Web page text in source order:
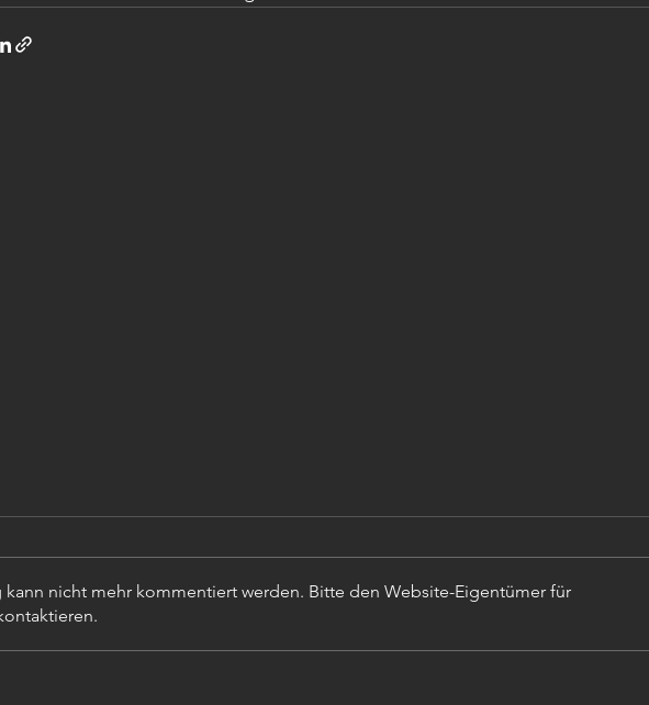
statt
Von der Schulbank in den
kann nicht mehr kommentiert werden. Bitte den Website-Eigentümer für